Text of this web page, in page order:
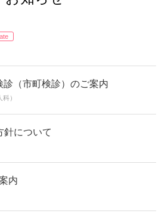
（市町検診）のご案内
）
針について
内